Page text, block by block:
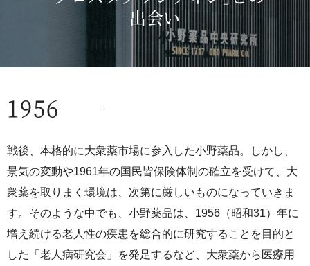
出会い
1956
戦後、本格的に大衆薬市場に参入した小野薬品。しかし、
景気の変動や1961年の国民皆保険体制の確立を受けて、大
衆薬を取りまく環境は、次第に厳しいものになっていきま
す。そのような中でも、小野薬品は、1956（昭和31）年に
増え続ける老人性の疾患を総合的に研究することを目的と
した「老人病研究会」を発足するなど、大衆薬から医療用